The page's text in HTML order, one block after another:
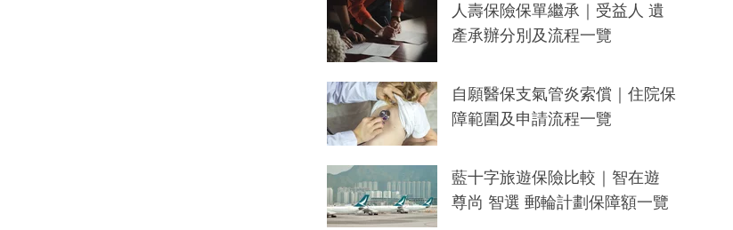
人壽保險保單繼承｜受益人 遺
產承辦分別及流程一覽
自願醫保支氣管炎索償｜住院保
障範圍及申請流程一覽
藍十字旅遊保險比較｜智在遊
尊尚 智選 郵輪計劃保障額一覽